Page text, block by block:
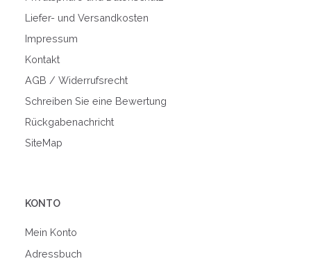
Liefer- und Versandkosten
Impressum
Kontakt
AGB / Widerrufsrecht
Schreiben Sie eine Bewertung
Rückgabenachricht
SiteMap
KONTO
Mein Konto
Adressbuch